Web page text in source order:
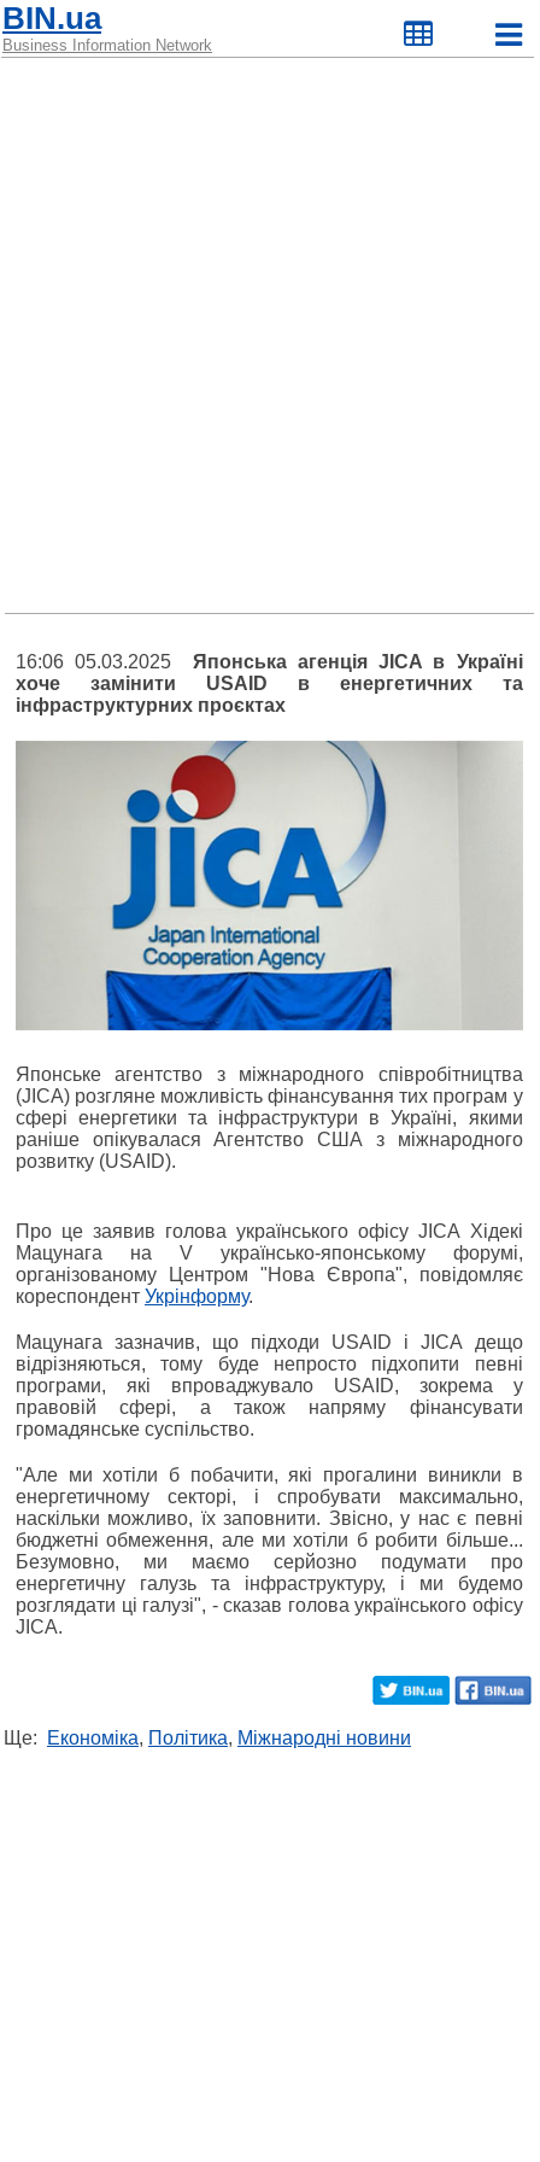
BIN.ua
Business Information Network
16:06 05.03.2025Японська агенція JICA в Україні
хоче замінити USAID в енергетичних та
інфраструктурних проєктах
Японське агентство з міжнародного співробітництва
(JICA) розгляне можливість фінансування тих програм у
сфері енергетики та інфраструктури в Україні, якими
раніше опікувалася Агентство США з міжнародного
розвитку (USAID).
Про це заявив голова українського офісу JICA Хідекі
Мацунага на V українсько-японському форумі,
організованому Центром "Нова Європа", повідомляє
кореспондент Укрінформу.
Мацунага зазначив, що підходи USAID і JICA дещо
відрізняються, тому буде непросто підхопити певні
програми, які впроваджувало USAID, зокрема у
правовій сфері, а також напряму фінансувати
громадянське суспільство.
"Але ми хотіли б побачити, які прогалини виникли в
енергетичному секторі, і спробувати максимально,
наскільки можливо, їх заповнити. Звісно, у нас є певні
бюджетні обмеження, але ми хотіли б робити більше...
Безумовно, ми маємо серйозно подумати про
енергетичну галузь та інфраструктуру, і ми будемо
розглядати ці галузі", - сказав голова українського офісу
JICA.
Ще: Економіка, Політика, Міжнародні новини